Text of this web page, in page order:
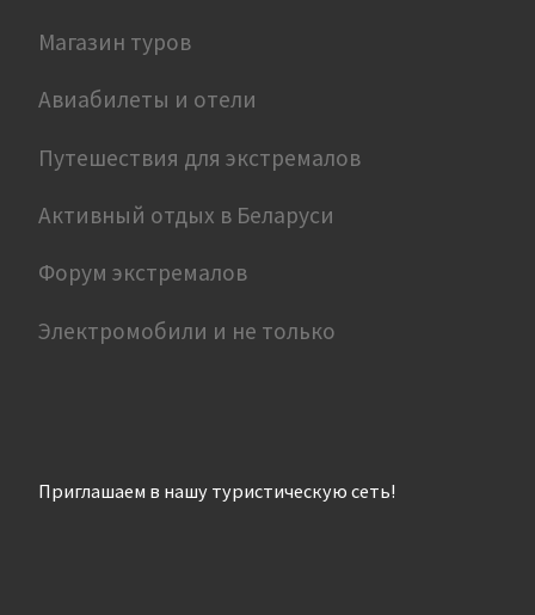
Магазин туров
Авиабилеты и отели
Путешествия для экстремалов
Активный отдых в Беларуси
Форум экстремалов
Электромобили и не только
Приглашаем в нашу туристическую сеть!